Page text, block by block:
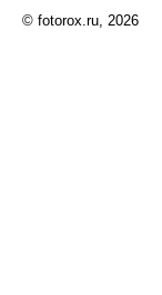
© fotorox.ru, 2026